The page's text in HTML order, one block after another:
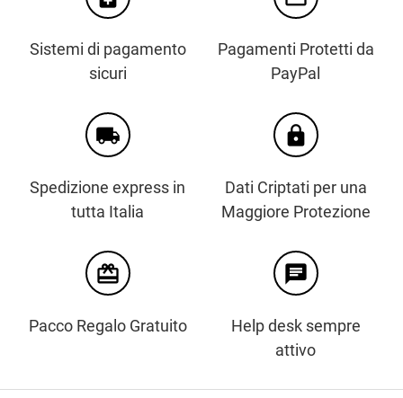
Sistemi di pagamento
sicuri
Pagamenti Protetti da
PayPal
local_shipping
Spedizione express in
tutta Italia
https
Dati Criptati per una
Maggiore Protezione
card_giftcard
Pacco Regalo Gratuito
chat
Help desk sempre
attivo